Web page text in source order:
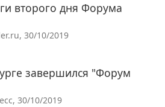
второго дня Форума
30/10/2019
завершился "Форум
30/10/2019